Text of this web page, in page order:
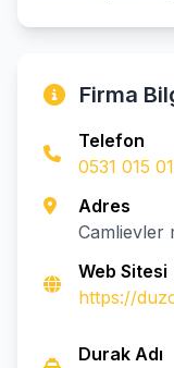
Firma
Telefon
0531 015
Adres
Camlievler
Web Sitesi
https://
Durak Adı